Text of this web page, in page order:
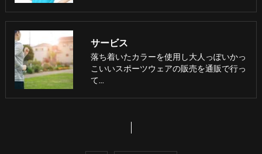
サービス
落ち着いたカラーを使用し大人っぽいかっ
こいいスポーツウェアの販売を通販で行っ
て…